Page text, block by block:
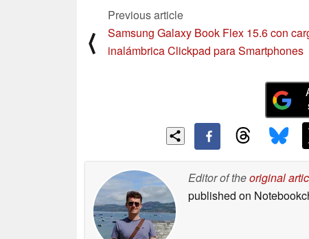
⟨
Previous article
Samsung Galaxy Book Flex 15.6 con
inalámbrica Clickpad para Smartphones
Editor of theoriginal
published on